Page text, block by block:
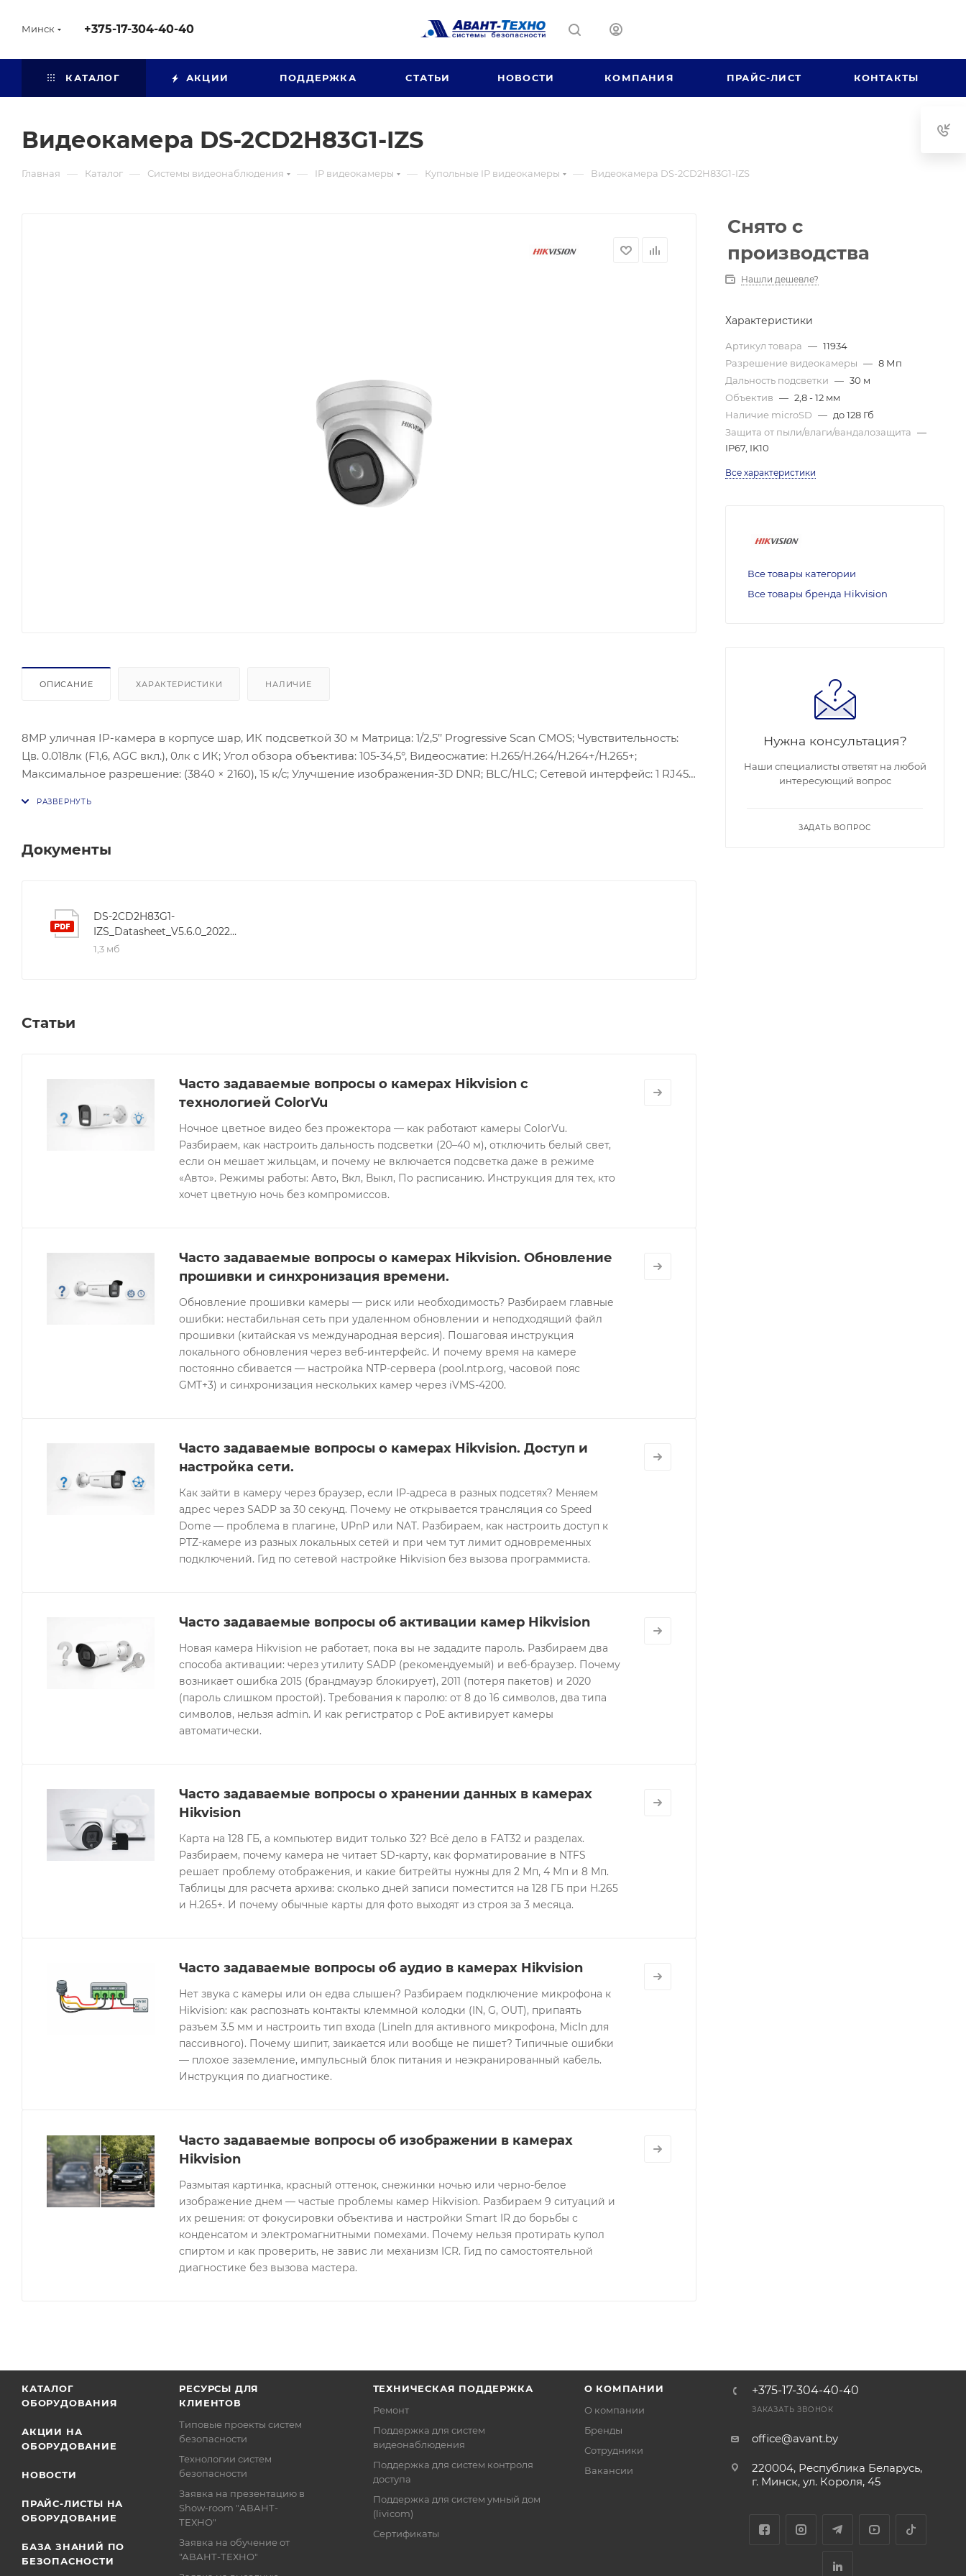
Минск +375-17-304-40-40
КАТАЛОГ АКЦИИ ПОДДЕРЖКА СТАТЬИ НОВОСТИ КОМПАНИЯ ПРАЙС-ЛИСТ КОНТАКТЫ
Видеокамера DS-2CD2H83G1-IZS
Главная — Каталог — Системы видеонаблюдения — IP видеокамеры — Купольные IP видеокамеры — Видеокамера DS-2CD2H83G1-IZS
ОПИСАНИЕ ХАРАКТЕРИСТИКИ НАЛИЧИЕ
8MP уличная IP-камера в корпусе шар, ИК подсветкой 30 м Матрица: 1/2,5’’ Progressive Scan CMOS; Чувствительность:
Цв. 0.018лк (F1,6, AGC вкл.), 0лк с ИК; Угол обзора объектива: 105-34,5°, Видеосжатие: H.265/H.264/H.264+/H.265+;
Максимальное разрешение: (3840 × 2160), 15 к/с; Улучшение изображения-3D DNR; BLC/HLC; Сетевой интерфейс: 1 RJ45
Документы
DS-2CD2H83G1-
IZS_Datasheet_V5.6.0_20220628
1,3 мб
Статьи
Часто задаваемые вопросы о камерах Hikvision с
технологией ColorVu
Ночное цветное видео без прожектора — как работают камеры ColorVu.
Разбираем, как настроить дальность подсветки (20–40 м), отключить белый свет,
если он мешает жильцам, и почему не включается подсветка даже в режиме
«Авто». Режимы работы: Авто, Вкл, Выкл, По расписанию. Инструкция для тех, кто
хочет цветную ночь без компромиссов.
Часто задаваемые вопросы о камерах Hikvision. Обновление
прошивки и синхронизация времени.
Обновление прошивки камеры — риск или необходимость? Разбираем главные
ошибки: нестабильная сеть при удаленном обновлении и неподходящий файл
прошивки (китайская vs международная версия). Пошаговая инструкция
локального обновления через веб-интерфейс. И почему время на камере
постоянно сбивается — настройка NTP-сервера (pool.ntp.org, часовой пояс
GMT+3) и синхронизация нескольких камер через iVMS-4200.
Часто задаваемые вопросы о камерах Hikvision. Доступ и
настройка сети.
Как зайти в камеру через браузер, если IP-адреса в разных подсетях? Меняем
адрес через SADP за 30 секунд. Почему не открывается трансляция со Speed
Dome — проблема в плагине, UPnP или NAT. Разбираем, как настроить доступ к
PTZ-камере из разных локальных сетей и при чем тут лимит одновременных
подключений. Гид по сетевой настройке Hikvision без вызова программиста.
Часто задаваемые вопросы об активации камер Hikvision
Новая камера Hikvision не работает, пока вы не зададите пароль. Разбираем два
способа активации: через утилиту SADP (рекомендуемый) и веб-браузер. Почему
возникает ошибка 2015 (брандмауэр блокирует), 2011 (потеря пакетов) и 2020
(пароль слишком простой). Требования к паролю: от 8 до 16 символов, два типа
символов, нельзя admin. И как регистратор с PoE активирует камеры
автоматически.
Часто задаваемые вопросы о хранении данных в камерах
Hikvision
Карта на 128 ГБ, а компьютер видит только 32? Всё дело в FAT32 и разделах.
Разбираем, почему камера не читает SD-карту, как форматирование в NTFS
решает проблему отображения, и какие битрейты нужны для 2 Мп, 4 Мп и 8 Мп.
Таблицы для расчета архива: сколько дней записи поместится на 128 ГБ при H.265
и H.265+. И почему обычные карты для фото выходят из строя за 3 месяца.
Часто задаваемые вопросы об аудио в камерах Hikvision
Нет звука с камеры или он едва слышен? Разбираем подключение микрофона к
Hikvision: как распознать контакты клеммной колодки (IN, G, OUT), припаять
разъем 3.5 мм и настроить тип входа (LineIn для активного микрофона, MicIn для
пассивного). Почему шипит, заикается или вообще не пишет? Типичные ошибки
— плохое заземление, импульсный блок питания и неэкранированный кабель.
Инструкция по диагностике.
Часто задаваемые вопросы об изображении в камерах
Hikvision
Размытая картинка, красный оттенок, снежинки ночью или черно-белое
изображение днем — частые проблемы камер Hikvision. Разбираем 9 ситуаций и
их решения: от фокусировки объектива и настройки Smart IR до борьбы с
конденсатом и электромагнитными помехами. Почему нельзя протирать купол
спиртом и как проверить, не завис ли механизм ICR. Гид по самостоятельной
диагностике без вызова мастера.
Снято с
производства
Нашли дешевле?
Характеристики
Артикул товара — 11934
Разрешение видеокамеры — 8 Мп
Дальность подсветки — 30 м
Объектив — 2,8 - 12 мм
Наличие microSD — до 128 Гб
Защита от пыли/влаги/вандалозащита —
IP67, IK10
Все характеристики
Все товары категории
Все товары бренда Hikvision
Нужна консультация?
Наши специалисты ответят на любой
интересующий вопрос
ЗАДАТЬ ВОПРОС
КАТАЛОГ
ОБОРУДОВАНИЯ
АКЦИИ НА
ОБОРУДОВАНИЕ
НОВОСТИ
ПРАЙС-ЛИСТЫ НА
ОБОРУДОВАНИЕ
БАЗА ЗНАНИЙ ПО
БЕЗОПАСНОСТИ
РЕСУРСЫ ДЛЯ
КЛИЕНТОВ
Типовые проекты систем
безопасности
Технологии систем
безопасности
Заявка на презентацию в
Show-room "АВАНТ-
ТЕХНО"
Заявка на обучение от
"АВАНТ-ТЕХНО"
ТЕХНИЧЕСКАЯ ПОДДЕРЖКА
Ремонт
Поддержка для систем
видеонаблюдения
Поддержка для систем контроля
доступа
Поддержка для систем умный дом
(livicom)
Сертификаты
О КОМПАНИИ
О компании
Бренды
Сотрудники
Вакансии
+375-17-304-40-40
ЗАКАЗАТЬ ЗВОНОК
office@avant.by
220004, Республика Беларусь,
г. Минск, ул. Короля, 45